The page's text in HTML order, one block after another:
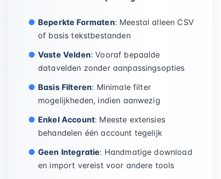
Beperkte Formaten: Meestal alleen CSV
of basis tekstbestanden
Vaste Velden: Vooraf bepaalde
datavelden zonder aanpassingsopties
Basis Filteren: Minimale filter
mogelijkheden, indien aanwezig
Enkel Account: Meeste extensies
behandelen één account tegelijk
Geen Integratie: Handmatige download
en import vereist voor andere tools